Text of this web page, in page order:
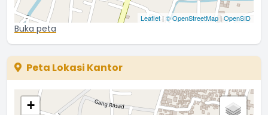
Leaflet | © OpenStreetMap | OpenSID
Buka peta
Peta Lokasi Kantor
+